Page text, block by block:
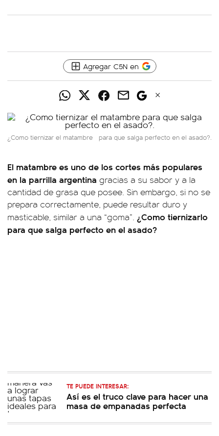
Agregar C5N en
¿Como tiernizar el matambre para que salga perfecto en el asado?.
El matambre es uno de los cortes más populares
en la parrilla argentina gracias a su sabor y a la
cantidad de grasa que posee. Sin embargo, si no se
prepara correctamente, puede resultar duro y
masticable, similar a una “goma”. ¿Como tiernizarlo
para que salga perfecto en el asado?
TE PUEDE INTERESAR:
Así es el truco clave para hacer una
masa de empanadas perfecta